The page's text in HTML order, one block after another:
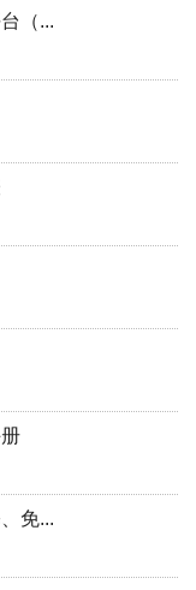
（...
免...